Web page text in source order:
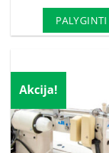
PALYGINTI
Akcija!